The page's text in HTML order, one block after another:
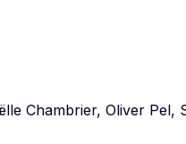
Chambrier, Oliver Pel,